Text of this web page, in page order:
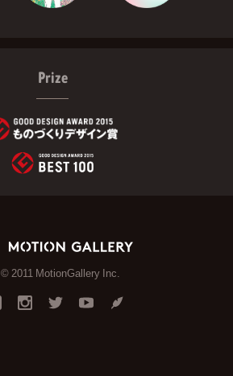
Prize
© 2011 MotionGallery Inc.